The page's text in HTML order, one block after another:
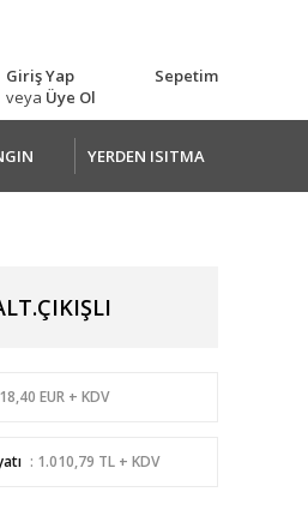
Giriş Yap
veya Üye Ol
Sepetim
YERDEN ISITMA
EUR + KDV
: 1.010,79 TL + KDV